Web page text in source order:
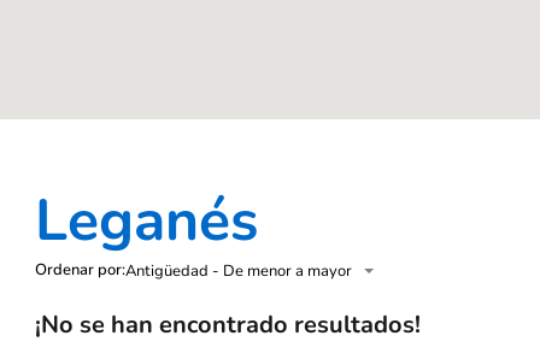
Leganés
Ordenar por:Antigüedad - De menor a mayor
¡No se han encontrado resultados!